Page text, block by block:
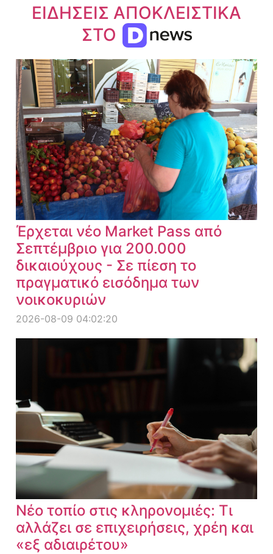
ΕΙΔΗΣΕΙΣ ΑΠΟΚΛΕΙΣΤΙΚΑ
ΣΤΟ
Έρχεται νέο Market Pass από
Σεπτέμβριο για 200.000
δικαιούχους - Σε πίεση το
πραγματικό εισόδημα των
νοικοκυριών
2026-08-09 04:02:20
Νέο τοπίο στις κληρονομιές: Τι
αλλάζει σε επιχειρήσεις, χρέη και
«εξ αδιαιρέτου»